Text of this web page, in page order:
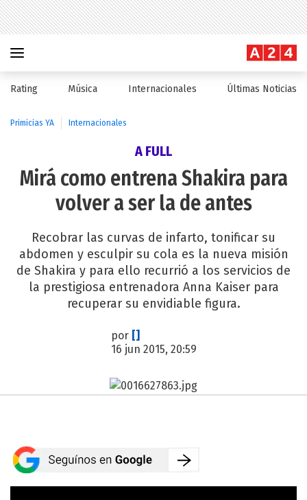
Rating Música Internacionales Últimas Noticias
Primicias YA Internacionales
A FULL
Mirá como entrena Shakira para
volver a ser la de antes
Recobrar las curvas de infarto, tonificar su
abdomen y esculpir su cola es la nueva misión
de Shakira y para ello recurrió a los servicios de
la prestigiosa entrenadora Anna Kaiser para
recuperar su envidiable figura.
por []
16 jun 2015, 20:59